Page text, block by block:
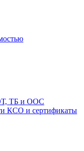
ТБ и ООС
КСО и сертификаты